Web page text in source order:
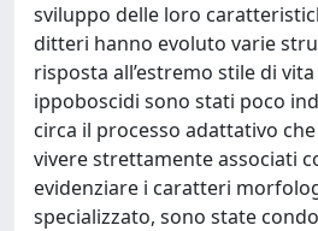
sviluppo delle loro
ditteri hanno evoluto varie
risposta all’estremo stile di
ippoboscidi sono stati poco
circa il processo adattativo
vivere strettamente associati
evidenziare i caratteri
specializzato, sono state